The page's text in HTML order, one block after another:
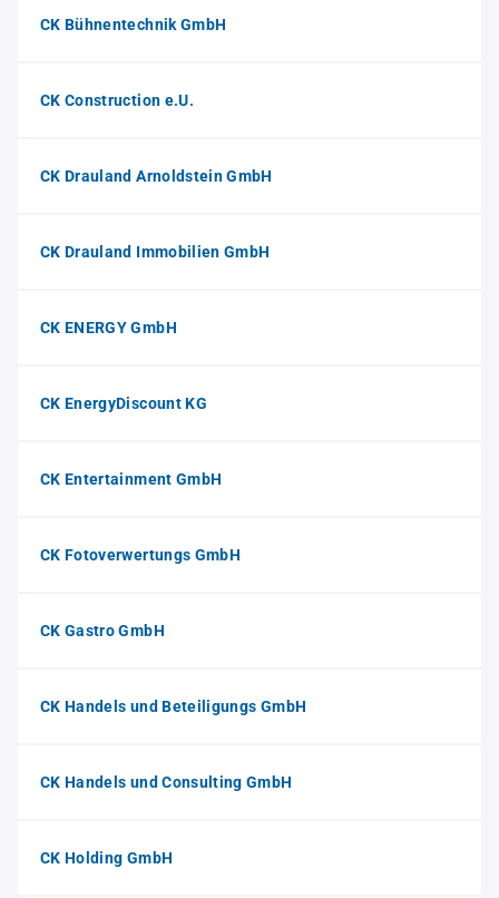
CK Bühnentechnik GmbH
CK Construction e.U.
CK Drauland Arnoldstein GmbH
CK Drauland Immobilien GmbH
CK ENERGY GmbH
CK EnergyDiscount KG
CK Entertainment GmbH
CK Fotoverwertungs GmbH
CK Gastro GmbH
CK Handels und Beteiligungs GmbH
CK Handels und Consulting GmbH
CK Holding GmbH